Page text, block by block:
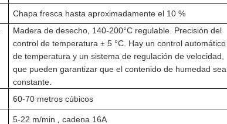
Chapa fresca hasta aproximadamente el 10 %
Madera de desecho, 140-200°C regulable. Precisión del
control de temperatura ± 5 °C. Hay un control automático
de temperatura y un sistema de regulación de velocidad,
que pueden garantizar que el contenido de humedad sea
constante.
60-70 metros cúbicos
5-22 m/min , cadena 16A